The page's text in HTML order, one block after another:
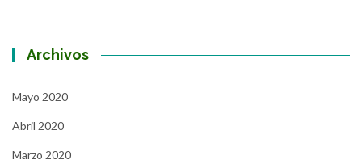
Archivos
Mayo 2020
Abril 2020
Marzo 2020